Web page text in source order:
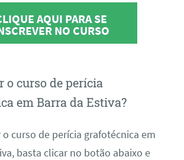
AQUI PARA SE
NO CURSO
o curso de perícia
em Barra da Estiva?
o curso de perícia grafotécnica em
basta clicar no botão abaixo e